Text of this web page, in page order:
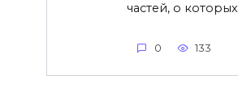
частей, о которых
0 133